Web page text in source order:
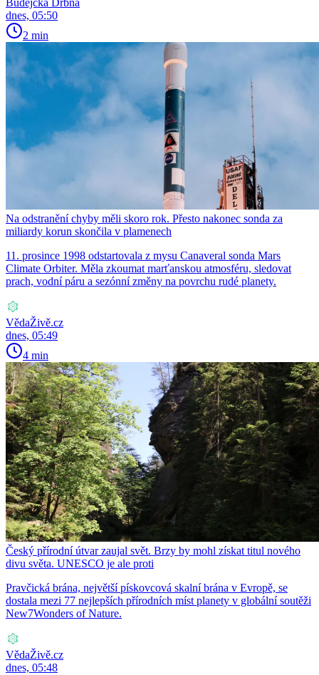
Budějcká Drbna
dnes, 05:50
2 min
Na odstranění chyby měli skoro rok. Přesto nakonec sonda za
miliardy korun skončila v plamenech
11. prosince 1998 odstartovala z mysu Canaveral sonda Mars
Climate Orbiter. Měla zkoumat marťanskou atmosféru, sledovat
prach, vodní páru a sezónní změny na povrchu rudé planety.
VědaŽivě.cz
dnes, 05:49
4 min
Český přírodní útvar zaujal svět. Brzy by mohl získat titul nového
divu světa. UNESCO je ale proti
Pravčická brána, největší pískovcová skalní brána v Evropě, se
dostala mezi 77 nejlepších přírodních míst planety v globální soutěži
New7Wonders of Nature.
VědaŽivě.cz
dnes, 05:48